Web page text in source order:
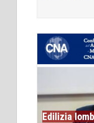
Edilizia